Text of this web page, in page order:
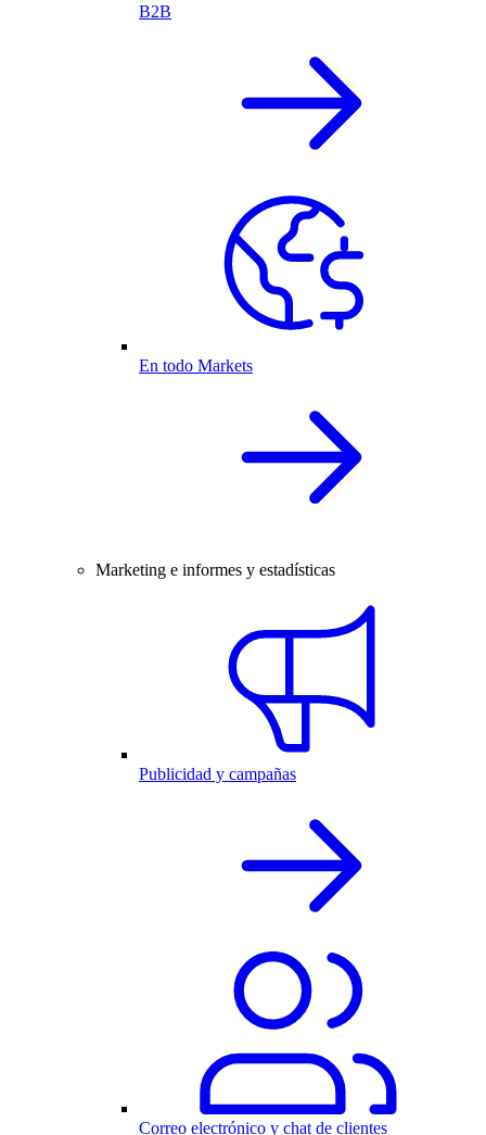
B2B
En todo Markets
Marketing e informes y estadísticas
Publicidad y campañas
Correo electrónico y chat de clientes